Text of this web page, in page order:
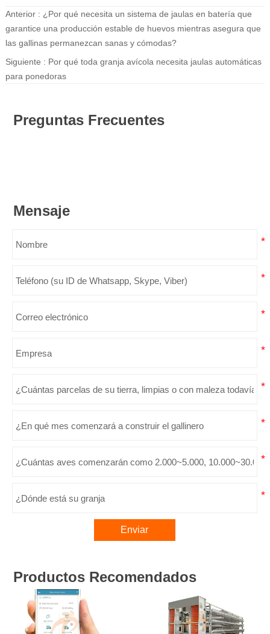
Anterior : ¿Por qué necesita un sistema de jaulas en batería que
garantice una producción estable de huevos mientras asegura que
las gallinas permanezcan sanas y cómodas?
Siguiente : Por qué toda granja avícola necesita jaulas automáticas
para ponedoras
Preguntas Frecuentes
Mensaje
Enviar
Productos Recomendados